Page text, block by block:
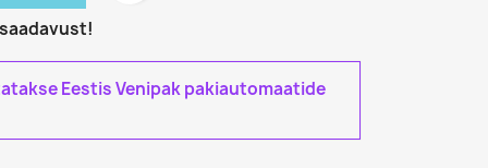
Eestis Venipak pakiautomaatide